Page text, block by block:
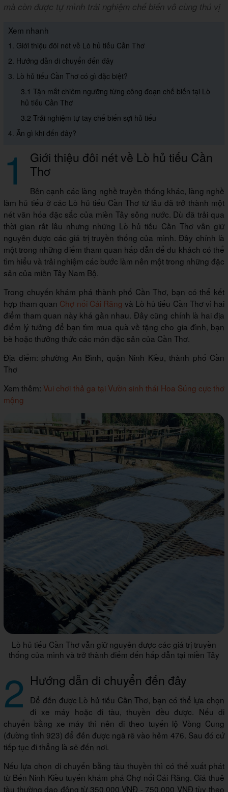
mà còn được tự mình trải nghiệm chế biến vô cùng thú vị
Xem nhanh
1. Giới thiệu đôi nét về Lò hủ tiếu Cần Thơ
2. Hướng dẫn di chuyển đến đây
3. Lò hủ tiếu Cần Thơ có gì đặc biệt?
3.1 Tận mắt chiêm ngưỡng từng công đoạn chế biến tại Lò
hủ tiếu Cần Thơ
3.2 Trải nghiệm tự tay chế biến sợi hủ tiếu
4. Ăn gì khi đến đây?
1 Giới thiệu đôi nét về Lò hủ tiếu Cần
Thơ
Bên cạnh các làng nghề truyền thống khác, làng nghề
làm hủ tiếu ở các Lò hủ tiếu Cần Thơ từ lâu đã trở thành một
nét văn hóa đặc sắc của miền Tây sông nước. Dù đã trải qua
thời gian rất lâu nhưng những Lò hủ tiếu Cần Thơ vẫn giữ
nguyên được các giá trị truyền thống của mình. Đây chính là
một trong những điểm tham quan hấp dẫn để du khách có thể
tìm hiểu và trải nghiệm các bước làm nên một trong những đặc
sản của miền Tây Nam Bộ.
Trong chuyến khám phá thành phố Cần Thơ, bạn có thể kết
hợp tham quan Chợ nổi Cái Răng và Lò hủ tiếu Cần Thơ vì hai
điểm tham quan này khá gần nhau. Đây cũng chính là hai địa
điểm lý tưởng để bạn tìm mua quà về tặng cho gia đình, bạn
bè hoặc thưởng thức các món đặc sản của Cần Thơ.
Địa điểm: phường An Bình, quận Ninh Kiều, thành phố Cần
Thơ
Xem thêm: Vui chơi thả ga tại Vườn sinh thái Hoa Súng cực thơ
mộng
Lò hủ tiếu Cần Thơ vẫn giữ nguyên được các giá trị truyền
thống của mình và trở thành điểm đến hấp dẫn tại miền Tây
2 Hướng dẫn di chuyển đến đây
Để đến được Lò hủ tiếu Cần Thơ, bạn có thể lựa chọn
đi xe máy hoặc đi tàu, thuyền đều được. Nếu di
chuyển bằng xe máy thì nên đi theo tuyến lộ Vòng Cung
(đường tỉnh 923) để đến được ngã rẽ vào hẻm 476. Sau đó cứ
tiếp tục đi thẳng là sẽ đến nơi.
Nếu lựa chọn di chuyển bằng tàu thuyền thì có thể xuất phát
từ Bến Ninh Kiều tuyến khám phá Chợ nổi Cái Răng. Giá thuê
tàu thường dao động từ 350.000 VNĐ - 750.000 VNĐ tùy theo